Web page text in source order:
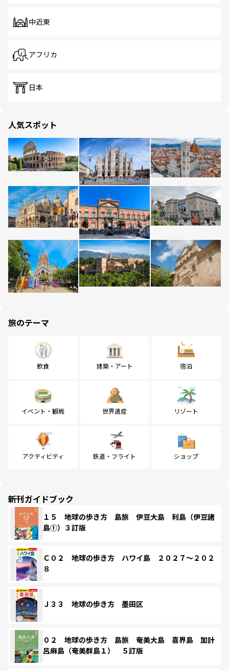
中近東
アフリカ
日本
人気スポット
旅のテーマ
飲食 建築・アート 宿泊
イベント・観戦 世界遺産 リゾート
アクティビティ 鉄道・フライト ショップ
新刊ガイドブック
１５ 地球の歩き方 島旅 伊豆大島 利島（伊豆諸
島①）３訂版
Ｃ０２ 地球の歩き方 ハワイ島 ２０２７～２０２
８
Ｊ３３ 地球の歩き方 墨田区
０２ 地球の歩き方 島旅 奄美大島 喜界島 加計
呂麻島（奄美群島１） ５訂版